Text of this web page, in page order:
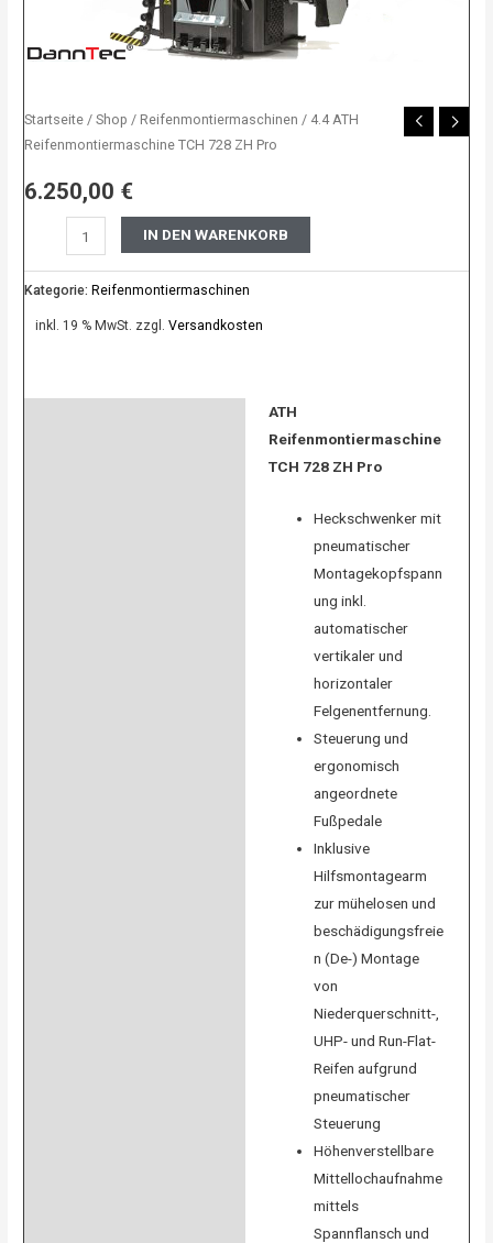
Startseite /Shop / Reifenmontiermaschinen / 4.4 ATH
Reifenmontiermaschine TCH 728 ZH Pro
6.250,00 €
IN DEN WARENKORB
Kategorie: Reifenmontiermaschinen
inkl. 19 % MwSt. zzgl.Versandkosten
ATH
Reifenmontiermaschine
TCH 728 ZH Pro
Heckschwenker mit
pneumatischer
Montagekopfspann
ung inkl.
automatischer
vertikaler und
horizontaler
Felgenentfernung.
Steuerung und
ergonomisch
angeordnete
Fußpedale
Inklusive
Hilfsmontagearm
zur mühelosen und
beschädigungsfreie
n (De-) Montage
von
Niederquerschnitt-,
UHP- und Run-Flat-
Reifen aufgrund
pneumatischer
Steuerung
Höhenverstellbare
Mittellochaufnahme
mittels
Spannflansch und